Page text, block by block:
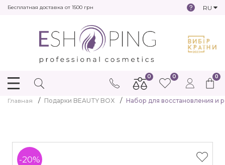
Бесплатная доставка от 1500 грн RU
0
0 0
Главная Подарки BEAUTY BOX Набор для восстановления и
-20%